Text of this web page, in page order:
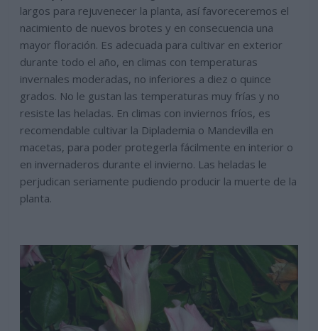
largos para rejuvenecer la planta, así favoreceremos el
nacimiento de nuevos brotes y en consecuencia una
mayor floración. Es adecuada para cultivar en exterior
durante todo el año, en climas con temperaturas
invernales moderadas, no inferiores a diez o quince
grados. No le gustan las temperaturas muy frías y no
resiste las heladas. En climas con inviernos fríos, es
recomendable cultivar la Diplademia o Mandevilla en
macetas, para poder protegerla fácilmente en interior o
en invernaderos durante el invierno. Las heladas le
perjudican seriamente pudiendo producir la muerte de la
planta.